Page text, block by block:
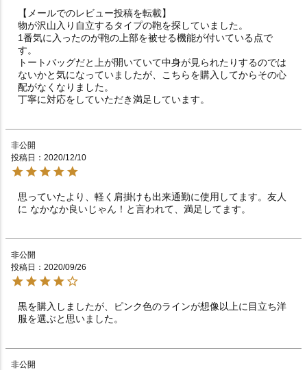
【メールでのレビュー投稿を転載】
物が沢山入り自立するタイプの鞄を探していました。
1番気に入ったのが鞄の上部を被せる機能が付いている点で
す。
トートバッグだと上が開いていて中身が見られたりするのでは
ないかと気になっていましたが、こちらを購入してからその心
配がなくなりました。
丁寧に対応をしていただき満足しています。
非公開
投稿日
2020/12/10
思っていたより、軽く肩掛けも出来通勤に使用してます。友人
に なかなか良いじゃん！と言われて、満足してます。
非公開
投稿日
2020/09/26
黒を購入しましたが、ピンク色のラインが想像以上に目立ち洋
服を選ぶと思いました。
非公開